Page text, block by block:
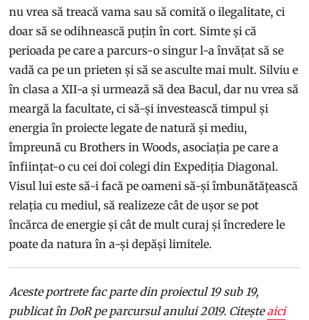
nu vrea să treacă vama sau să comită o ilegalitate, ci
doar să se odihnească puțin în cort. Simte și că
perioada pe care a parcurs-o singur l-a învățat să se
vadă ca pe un prieten și să se asculte mai mult. Silviu e
în clasa a XII-a și urmează să dea Bacul, dar nu vrea să
meargă la facultate, ci să-și investească timpul și
energia în proiecte legate de natură și mediu,
împreună cu Brothers in Woods, asociația pe care a
înființat-o cu cei doi colegi din Expediția Diagonal.
Visul lui este să-i facă pe oameni să-și îmbunătățească
relația cu mediul, să realizeze cât de ușor se pot
încărca de energie și cât de mult curaj și încredere le
poate da natura în a-și depăși limitele.
Aceste portrete fac parte din proiectul 19 sub 19,
publicat în DoR pe parcursul anului 2019. Citeșteaici